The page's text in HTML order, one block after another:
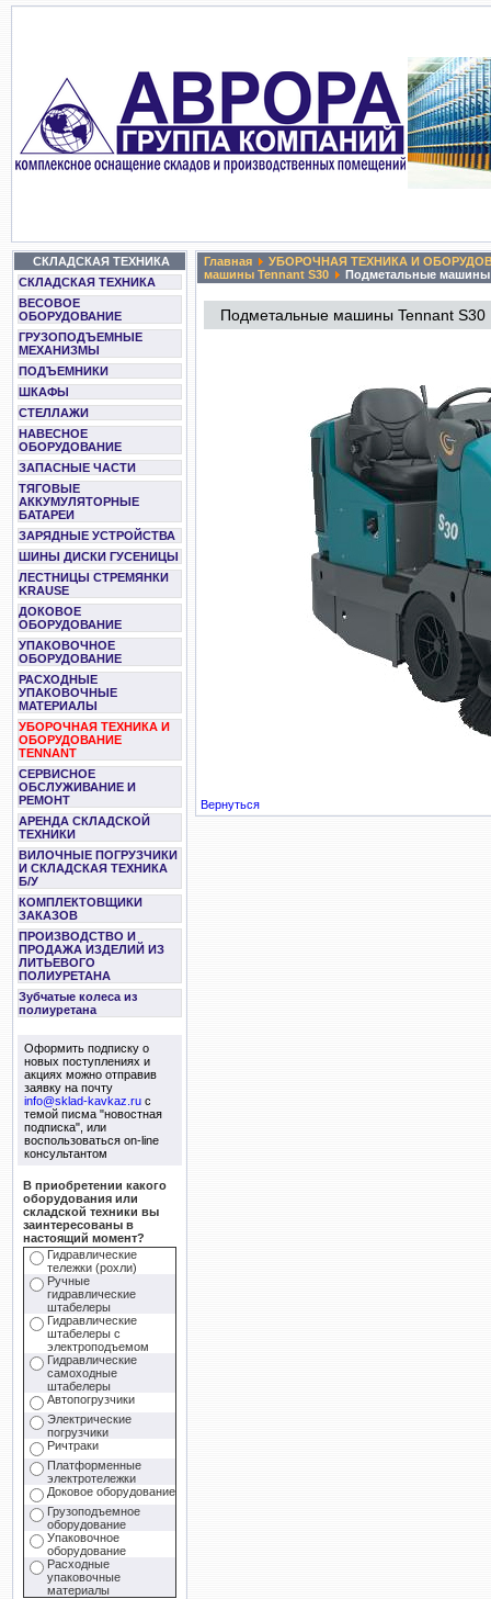
СКЛАДСКАЯ ТЕХНИКА
СКЛАДСКАЯ ТЕХНИКА
ВЕСОВОЕ
ОБОРУДОВАНИЕ
ГРУЗОПОДЪЕМНЫЕ
МЕХАНИЗМЫ
ПОДЪЕМНИКИ
ШКАФЫ
СТЕЛЛАЖИ
НАВЕСНОЕ
ОБОРУДОВАНИЕ
ЗАПАСНЫЕ ЧАСТИ
ТЯГОВЫЕ
АККУМУЛЯТОРНЫЕ
БАТАРЕИ
ЗАРЯДНЫЕ УСТРОЙСТВА
ШИНЫ ДИСКИ ГУСЕНИЦЫ
ЛЕСТНИЦЫ СТРЕМЯНКИ
KRAUSE
ДОКОВОЕ
ОБОРУДОВАНИЕ
УПАКОВОЧНОЕ
ОБОРУДОВАНИЕ
РАСХОДНЫЕ
УПАКОВОЧНЫЕ
МАТЕРИАЛЫ
УБОРОЧНАЯ ТЕХНИКА И
ОБОРУДОВАНИЕ
TENNANT
СЕРВИСНОЕ
ОБСЛУЖИВАНИЕ И
РЕМОНТ
АРЕНДА СКЛАДСКОЙ
ТЕХНИКИ
ВИЛОЧНЫЕ ПОГРУЗЧИКИ
И СКЛАДСКАЯ ТЕХНИКА
Б/У
КОМПЛЕКТОВЩИКИ
ЗАКАЗОВ
ПРОИЗВОДСТВО И
ПРОДАЖА ИЗДЕЛИЙ ИЗ
ЛИТЬЕВОГО
ПОЛИУРЕТАНА
Зубчатые колеса из
полиуретана
Оформить подписку о
новых поступлениях и
акциях можно отправив
заявку на почту
info@sklad-kavkaz.ruс
темой писма "новостная
подписка", или
воспользоваться on-line
консультантом
В приобретении какого
оборудования или
складской техники вы
заинтересованы в
настоящий момент?
Гидравлические
тележки (рохли)
Ручные
гидравлические
штабелеры
Гидравлические
штабелеры с
электроподъемом
Гидравлические
самоходные
штабелеры
Автопогрузчики
Электрические
погрузчики
Ричтраки
Платформенные
электротележки
Доковое оборудование
Грузоподъемное
оборудование
Упаковочное
оборудование
Расходные
упаковочные
материалы
Главная
УБОРОЧНАЯ ТЕХНИКА И
машины Tennant S30
Подметальные машины
Подметальные машины Tennant S30
Вернуться